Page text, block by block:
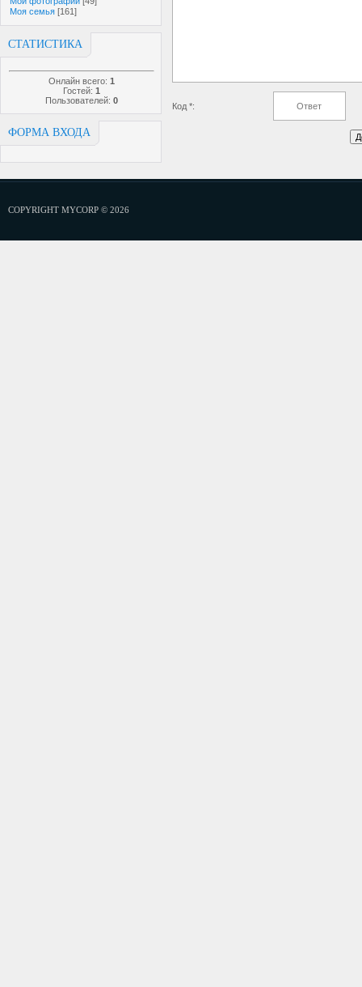
Моя семья [161]
СТАТИСТИКА
Онлайн всего: 1
Гостей: 1
Пользователей: 0
ФОРМА ВХОДА
Код *:
COPYRIGHT MYCORP © 2026